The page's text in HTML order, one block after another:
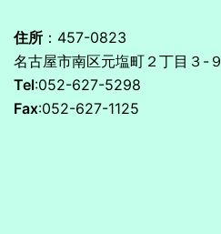
住所 ：457-0823
名古屋市南区元塩町２丁目３-９
Tel:052-627-5298
Fax:052-627-1125